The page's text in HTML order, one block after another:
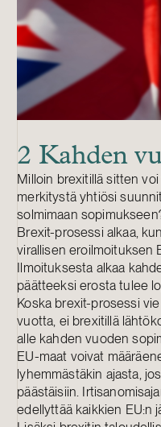
2 Kahden
Milloin brexitillä sitten
merkitystä yhtiösi
solmimaan
Brexit-prosessi alkaa,
virallisen eroilmoituksen
Ilmoituksesta alkaa
päätteeksi erosta tulee
Koska brexit-prosessi
vuotta, ei brexitillä
alle kahden vuoden
EU-maat voivat
lyhemmästäkin ajasta,
päästäisiin.
edellyttää kaikkien EU:n